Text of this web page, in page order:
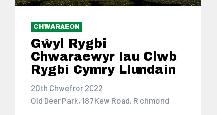
CHWARAEON
Gŵyl Rygbi
Chwaraewyr Iau Clwb
Rygbi Cymry Llundain
20th Chwefror 2022
Old Deer Park, 187 Kew Road, Richmond